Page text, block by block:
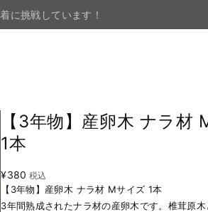
に挑戦しています！
【3年物】産卵木 ナラ材
1本
¥380 税込
【3年物】産卵木 ナラ材 Mサイズ 1本
3年間熟成されたナラ材の産卵木です。椎茸原木